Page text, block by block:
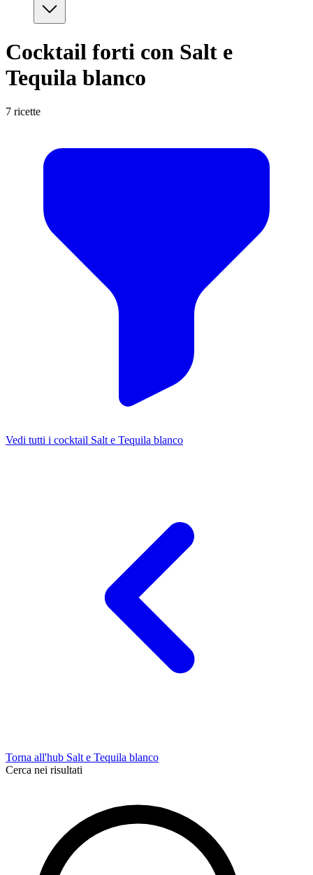
Cocktail forti con Salt e
Tequila blanco
7 ricette
Vedi tutti i cocktail Salt e Tequila blanco
Torna all'hub Salt e Tequila blanco
Cerca nei risultati